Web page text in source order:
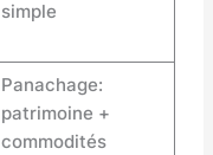
simple
Panachage:
patrimoine +
commodités